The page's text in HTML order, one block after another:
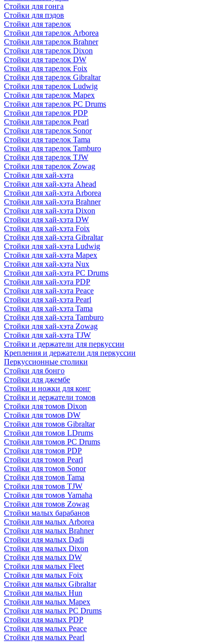
Стойки для гонга
Стойки для пэдов
Стойки для тарелок
Стойки для тарелок Arborea
Стойки для тарелок Brahner
Стойки для тарелок Dixon
Стойки для тарелок DW
Стойки для тарелок Foix
Стойки для тарелок Gibraltar
Стойки для тарелок Ludwig
Стойки для тарелок Mapex
Стойки для тарелок PC Drums
Стойки для тарелок PDP
Стойки для тарелок Pearl
Стойки для тарелок Sonor
Стойки для тарелок Tama
Стойки для тарелок Tamburo
Стойки для тарелок TJW
Стойки для тарелок Zowag
Стойки для хай-хэта
Стойки для хай-хэта Ahead
Стойки для хай-хэта Arborea
Стойки для хай-хэта Brahner
Стойки для хай-хэта Dixon
Стойки для хай-хэта DW
Стойки для хай-хэта Foix
Стойки для хай-хэта Gibraltar
Стойки для хай-хэта Ludwig
Стойки для хай-хэта Mapex
Стойки для хай-хэта Nux
Стойки для хай-хэта PC Drums
Стойки для хай-хэта PDP
Стойки для хай-хэта Peace
Стойки для хай-хэта Pearl
Стойки для хай-хэта Tama
Стойки для хай-хэта Tamburo
Стойки для хай-хэта Zowag
Стойки для хай-хэта TJW
Стойки и держатели для перкуссии
Крепления и держатели для перкуссии
Перкуссионные столики
Стойки для бонго
Стойки для джембе
Стойки и ножки для конг
Стойки и держатели томов
Стойки для томов Dixon
Стойки для томов DW
Стойки для томов Gibraltar
Стойки для томов LDrums
Стойки для томов PC Drums
Стойки для томов PDP
Стойки для томов Pearl
Стойки для томов Sonor
Стойки для томов Tama
Стойки для томов TJW
Стойки для томов Yamaha
Стойки для томов Zowag
Стойки малых барабанов
Стойки для малых Arborea
Стойки для малых Brahner
Стойки для малых Dadi
Стойки для малых Dixon
Стойки для малых DW
Стойки для малых Fleet
Стойки для малых Foix
Стойки для малых Gibraltar
Стойки для малых Hun
Стойки для малых Mapex
Стойки для малых PC Drums
Стойки для малых PDP
Стойки для малых Peace
Стойки для малых Pearl